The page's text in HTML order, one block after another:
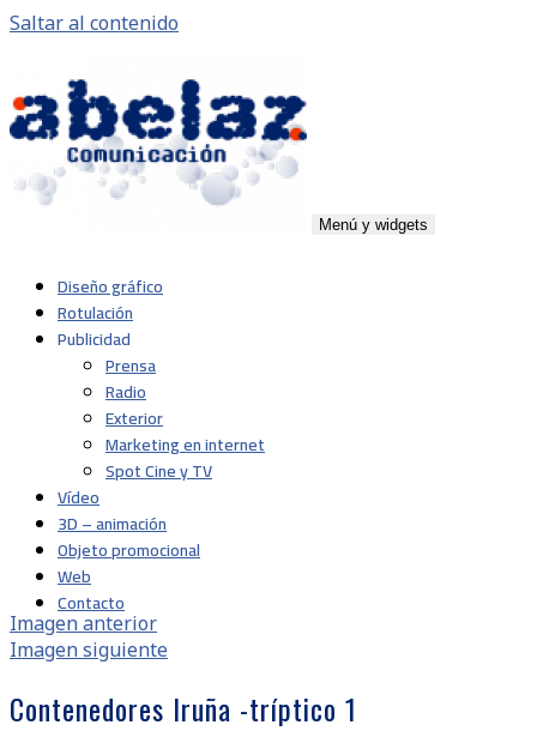
Saltar al contenido
Navarra
Menú y widgets
Diseño gráfico
Rotulación
Publicidad
Prensa
Radio
Exterior
Marketing en internet
Spot Cine y TV
Vídeo
3D – animación
Objeto promocional
Web
Contacto
Imagen anterior
Imagen siguiente
Contenedores Iruña -tríptico 1